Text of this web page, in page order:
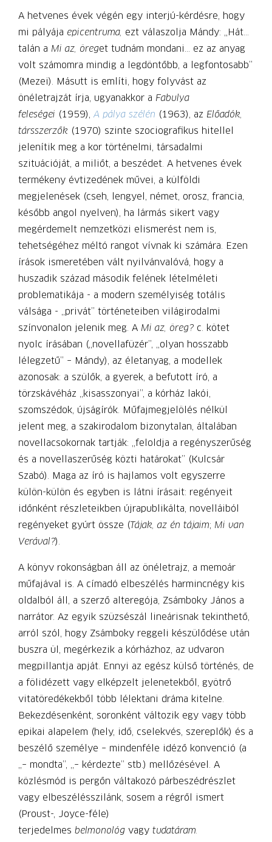
A hetvenes évek végén egy interjú-kérdésre, hogy
mi pályája epicentruma, ezt válaszolja Mándy: „Hát…
talán a Mi az, öreget tudnám mondani… ez az anyag
volt számomra mindig a legdöntőbb, a legfontosabb”
(Mezei). Másutt is említi, hogy folyvást az
önéletrajzát írja, ugyanakkor a Fabulya
feleségei (1959), A pálya szélén (1963), az Előadók,
társszerzők (1970) szinte szociografikus hitellel
jelenítik meg a kor történelmi, társadalmi
szituációját, a miliőt, a beszédet. A hetvenes évek
termékeny évtizedének művei, a külföldi
megjelenések (cseh, lengyel, német, orosz, francia,
később angol nyelven), ha lármás sikert vagy
megérdemelt nemzetközi elismerést nem is,
tehetségéhez méltó rangot vívnak ki számára. Ezen
írások ismeretében vált nyilvánvalóvá, hogy a
huszadik század második felének lételméleti
problematikája - a modern személyiség totális
válsága - „privát” történeteiben világirodalmi
színvonalon jelenik meg. A Mi az, öreg? c. kötet
nyolc írásában („novellafüzér”, „olyan hosszabb
lélegzetű” – Mándy), az életanyag, a modellek
azonosak: a szülők, a gyerek, a befutott író, a
törzskávéház „kisasszonyai”, a kórház lakói,
szomszédok, újságírók. Műfajmegjelölés nélkül
jelent meg, a szakirodalom bizonytalan, általában
novellacsokornak tartják: „feloldja a regényszerűség
és a novellaszerűség közti határokat” (Kulcsár
Szabó). Maga az író is hajlamos volt egyszerre
külön-külön és egyben is látni írásait: regényeit
időnként részleteikben újrapublikálta, novelláiból
regényeket gyúrt össze ( Tájak, az én tájaim; Mi van
Verával?).
A könyv rokonságban áll az önéletrajz, a memoár
műfajával is. A címadó elbeszélés harmincnégy kis
oldalból áll, a szerző alteregója, Zsámboky János a
narrátor. Az egyik szüzsészál lineárisnak tekinthető,
arról szól, hogy Zsámboky reggeli készülődése után
buszra ül, megérkezik a kórházhoz, az udvaron
megpillantja apját. Ennyi az egész külső történés, de
a fölidézett vagy elképzelt jelenetekből, gyötrő
vitatöredékekből több lélektani dráma kitelne.
Bekezdésenként, soronként változik egy vagy több
epikai alapelem (hely, idő, cselekvés, szereplők) és a
beszélő személye – mindenféle idéző konvenció (a
„– mondta”, „– kérdezte” stb.) mellőzésével. A
közlésmód is pergőn váltakozó párbeszédrészlet
vagy elbeszélésszilánk, sosem a régről ismert
(Proust-, Joyce-féle)
terjedelmes belmonológ vagy tudatáram.